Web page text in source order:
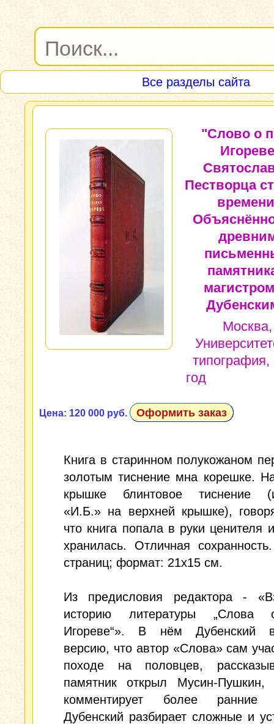
Все разделы сайта
"Слово о
Игореве
Пестворца
Москва,
типография,
год
Цена: 120 000 руб. Оформить заказ
Книга в старинном полукожаном
золотым тиснение мна корешке.
крышке блинтовое тиснение
«И.Б.» на верхней крышке),
что книга попала в руки ценителя
хранилась. Отличная
страниц; формат: 21x15 см.
Из предисловия редактора -
историю литературы „Слова
Игореве“». В нём Дубенский
версию, что автор «Слова» сам
походе на половцев,
памятник открыл Мусин-Пушкин,
комментирует более ранние
Дубенский разбирает сложные и